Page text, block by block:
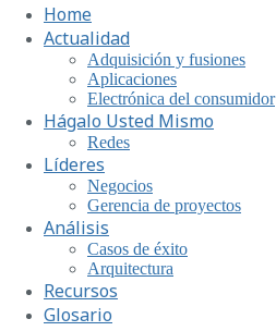
Home
Actualidad
Adquisición y fusiones
Aplicaciones
Electrónica del consumidor
Hágalo Usted Mismo
Redes
Líderes
Negocios
Gerencia de proyectos
Análisis
Casos de éxito
Arquitectura
Recursos
Glosario